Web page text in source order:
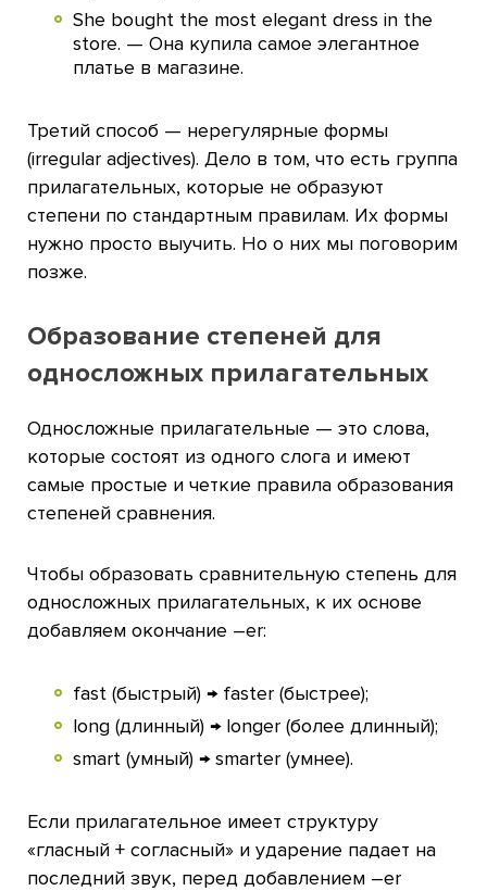
She bought the most elegant dress in the
store. — Она купила самое элегантное
платье в магазине.
Третий способ — нерегулярные формы
(irregular adjectives). Дело в том, что есть группа
прилагательных, которые не образуют
степени по стандартным правилам. Их формы
нужно просто выучить. Но о них мы поговорим
позже.
Образование степеней для
односложных прилагательных
Односложные прилагательные — это слова,
которые состоят из одного слога и имеют
самые простые и четкие правила образования
степеней сравнения.
Чтобы образовать сравнительную степень для
односложных прилагательных, к их основе
добавляем окончание –er:
fast (быстрый) → faster (быстрее);
long (длинный) → longer (более длинный);
smart (умный) → smarter (умнее).
Если прилагательное имеет структуру
«гласный + согласный» и ударение падает на
последний звук, перед добавлением –er